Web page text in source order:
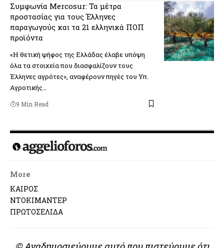
Συμφωνία Mercosur: Τα μέτρα
προστασίας για τους Έλληνες
παραγωγούς και τα 21 ελληνικά ΠΟΠ
προϊόντα
«Η θετική ψήφος της Ελλάδας έλαβε υπόψη
όλα τα στοιχεία που διασφαλίζουν τους
Έλληνες αγρότες», αναφέρουν πηγές του Υπ.
Αγροτικής…
9 Min Read
More
ΚΑΙΡΟΣ
ΝΤΟΚΙΜΑΝΤΕΡ
ΠΡΩΤΟΣΕΛΙΔΑ